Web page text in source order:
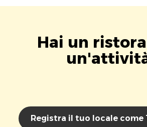
Hai un
Registra il tuo locale come